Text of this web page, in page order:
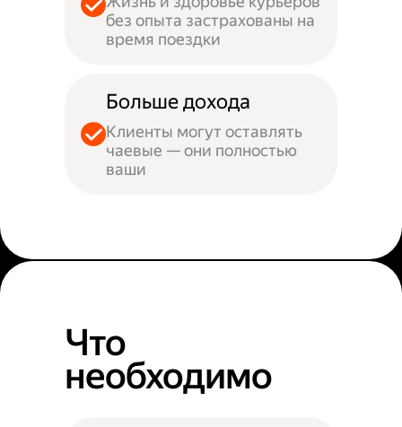
без опыта застрахованы на
время поездки
Больше дохода
Клиенты могут оставлять
чаевые — они полностью
ваши
Что
необходимо